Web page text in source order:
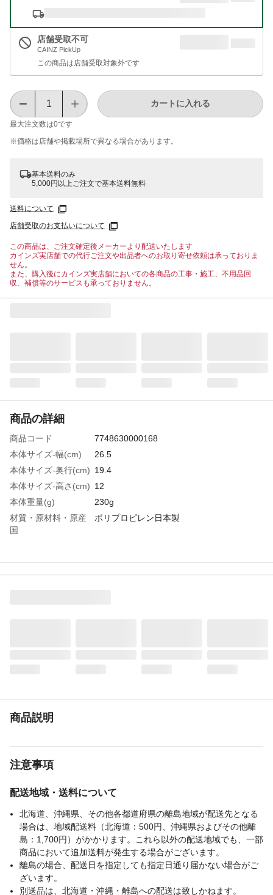
店舗受取不可
CAINZ PickUp
この商品は店舗受取対象外です
最大注文数は0です
カートに入れる
※価格は​店舗や​掲載場所で​異なる​場合が​あります。
基本送料のみ
5,000円以上ご注文で基本送料無料
送料について
店舗受取のお支払いについて
この商品は、ご注文確定後メーカーより配送いたします
カインズ実店舗での代行ご注文や出品者へのお取り寄せ依頼は承っておりま
せん。
また、購入後にカインズ実店舗においての各商品の工事・施工、不用品回
収、補償等のサービスも承っておりません。
商品の詳細
商品コード
7748630000168
本体サイズ-幅(cm)
26.5
本体サイズ-奥行(cm) 19.4
本体サイズ-高さ(cm) 12
本体重量(g)
230g
材質・原材料・原産
国
ポリプロピレン日本製
商品説明
注意事項
配送地域・送料について
北海道、沖縄県、その他各都道府県の離島地域が配送先となる
場合は、地域配送料（北海道：500円、沖縄県およびその他離
島：1,700円）がかかります。これら以外の配送地域でも、一部
商品において追加送料が発生する場合がございます。
離島の場合、配送日を指定しても指定日通り届かない場合がご
ざいます。
別送品は、北海道・沖縄・離島への配送は致しかねます。